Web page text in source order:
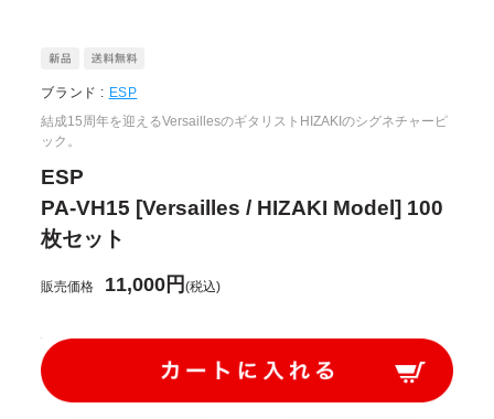
ブランド : ESP
結成15周年を迎えるVersaillesのギタリストHIZAKIのシグネチャーピ
ック。
ESP
PA-VH15 [Versailles / HIZAKI Model] 100
枚セット
販売価格 11,000円(税込)